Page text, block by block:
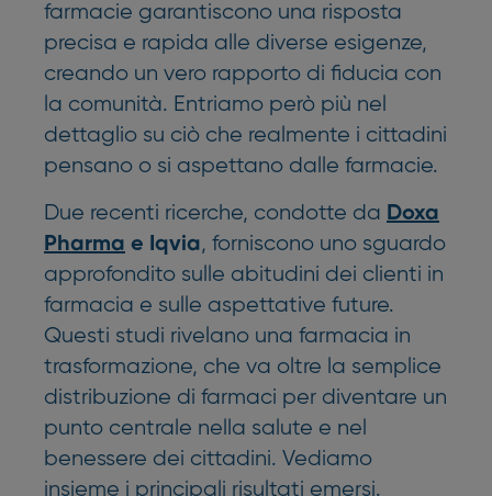
farmacie garantiscono una risposta
precisa e rapida alle diverse esigenze,
creando un vero rapporto di fiducia con
la comunità. Entriamo però più nel
dettaglio su ciò che realmente i cittadini
pensano o si aspettano dalle farmacie.
Due recenti ricerche, condotte da Doxa
Pharma e Iqvia, forniscono uno sguardo
approfondito sulle abitudini dei clienti in
farmacia e sulle aspettative future.
Questi studi rivelano una farmacia in
trasformazione, che va oltre la semplice
distribuzione di farmaci per diventare un
punto centrale nella salute e nel
benessere dei cittadini. Vediamo
insieme i principali risultati emersi.